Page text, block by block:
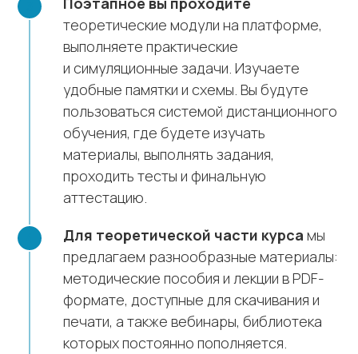
теоретические модули на платформе,
выполняете практические
и симуляционные задачи. Изучаете
удобные памятки и схемы. Вы будуте
пользоваться системой дистанционного
обучения, где будете изучать
материалы, выполнять задания,
проходить тесты и финальную
аттестацию.
Для теоретической части курса мы
предлагаем разнообразные материалы:
методические пособия и лекции в PDF-
формате, доступные для скачивания и
печати, а также вебинары, библиотека
которых постоянно пополняется.